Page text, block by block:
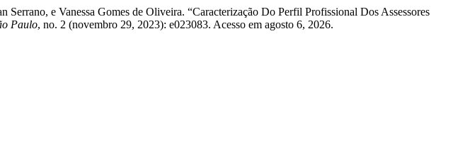
e Vanessa Gomes de Oliveira. “Caracterização Do Perfil Profissional Dos Assessores
Paulo, no. 2 (novembro 29, 2023): e023083. Acesso em agosto 6, 2026.